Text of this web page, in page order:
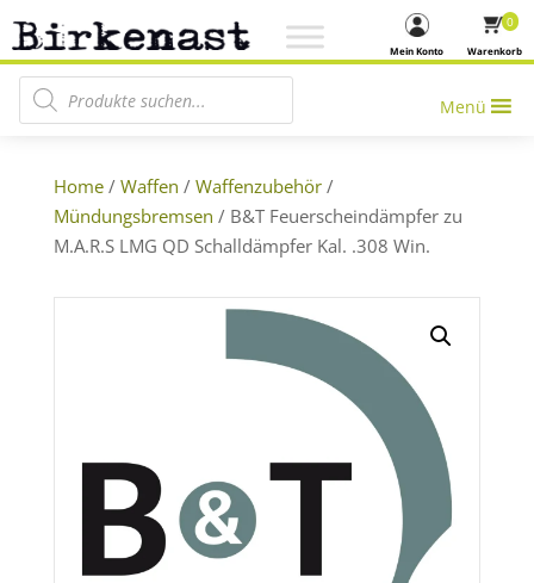
Warenkorb
0
Mein Konto
Products search
Menü
Home/ Waffen / Waffenzubehör/
Mündungsbremsen / B&T Feuerscheindämpfer zu
M.A.R.S LMG QD Schalldämpfer Kal. .308 Win.